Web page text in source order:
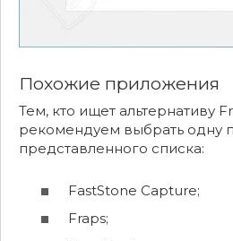
Похожие приложения
Тем, кто ищет альтернативу
рекомендуем выбрать одну
представленного списка:
FastStone Capture;
Fraps;